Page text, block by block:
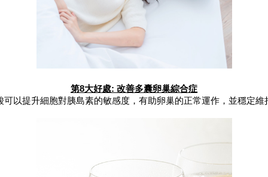
第8大好處: 改善多囊卵巢綜合症
可以提升細胞對胰島素的敏感度，有助卵巢的正常運作，並穩定維